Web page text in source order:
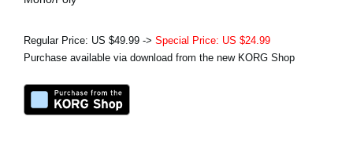
Regular Price: US $49.99 -> Special Price: US $24.99
Purchase available via download from the new KORG Shop